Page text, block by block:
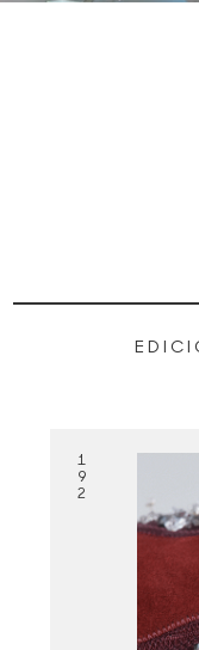
1
9
2